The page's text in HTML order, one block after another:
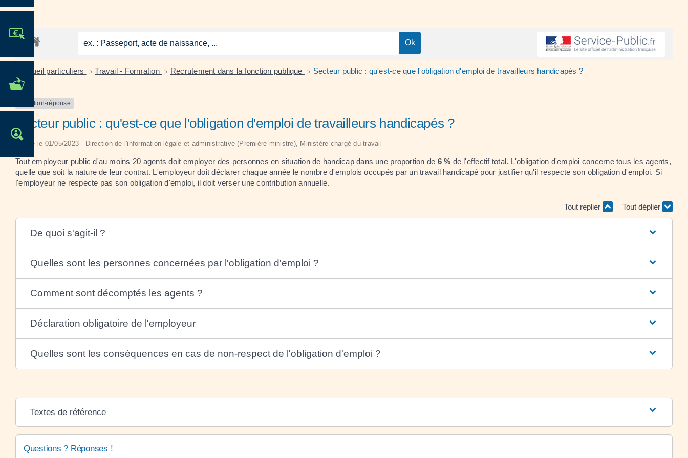
MES DÉMARCHES
OFFRES D'EMPLOI
Accueil particuliers > Travail - Formation > Recrutement dans la fonction publique > Secteur public : qu'est-ce que l'obligation d'emploi de travailleurs handicapés ?
Question-réponse
Secteur public : qu'est-ce que l'obligation d'emploi de travailleurs handicapés ?
Vérifié le 01/05/2023 - Direction de l'information légale et administrative (Première ministre), Ministère chargé du travail
Tout employeur public d'au moins 20 agents doit employer des personnes en situation de handicap dans une proportion de 6 % de l'effectif total. L'obligation d'emploi concerne tous les agents,
quelle que soit la nature de leur contrat. L'employeur doit déclarer chaque année le nombre d'emplois occupés par un travail handicapé pour justifier qu'il respecte son obligation d'emploi. Si
l'employeur ne respecte pas son obligation d'emploi, il doit verser une contribution annuelle.
Tout replier Tout déplier
De quoi s'agit-il ?
Quelles sont les personnes concernées par l'obligation d'emploi ?
Comment sont décomptés les agents ?
Déclaration obligatoire de l'employeur
Quelles sont les conséquences en cas de non-respect de l'obligation d'emploi ?
Textes de référence
Questions ? Réponses !